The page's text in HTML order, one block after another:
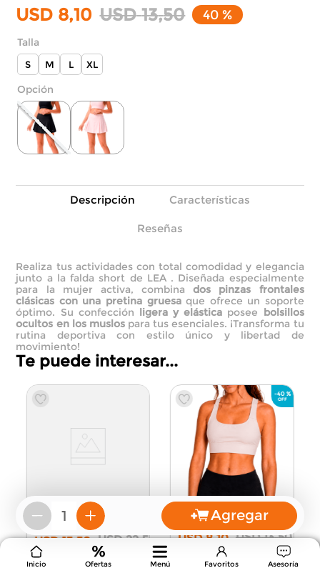
Inicio Ofertas Menú Favoritos Asesoría
USD 8,10 USD 13,50 40 %
Talla
S M L XL
＋
－ Agregar
Descripción Características
Reseñas
Realiza tus actividades con total comodidad y elegancia
junto a la falda short de LEA . Diseñada especialmente
para la mujer activa, combina dos pinzas frontales
clásicas con una pretina gruesaque ofrece un soporte
óptimo. Su confección ligera y elástica posee bolsillos
ocultos en los muslos para tus esenciales. ¡Transforma tu
rutina deportiva con estilo único y libertad de
movimiento!
Te puede interesar...
Chaqueta Deportiva
Reloj de Arena Blanco M
USD 13,50 USD 22,50
Bs.:
10,226.80
Agregar
-40 %
Top Deportivo Stretch
Doble Tela Rosado L
USD 8,10 USD 13,50
6,136.08
Agregar